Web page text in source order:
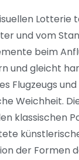
und vom
beim
und gleicht
Flugzeugs
Weichheit.
klassischen
der Formen